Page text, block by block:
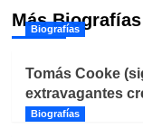
Más Biografías
Biografías
Tomás Cooke
extravagantes
Biografías